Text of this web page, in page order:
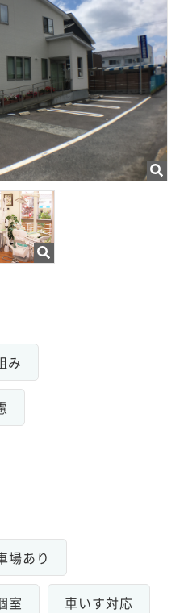
み
場あり
室 車いす対応